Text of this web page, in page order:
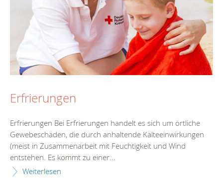
Erfrierungen
Erfrierungen Bei Erfrierungen handelt es sich um örtliche
Gewebeschäden, die durch anhaltende Kälteeinwirkungen
(meist in Zusammenarbeit mit Feuchtigkeit und Wind
entstehen. Es kommt zu einer...
Weiterlesen